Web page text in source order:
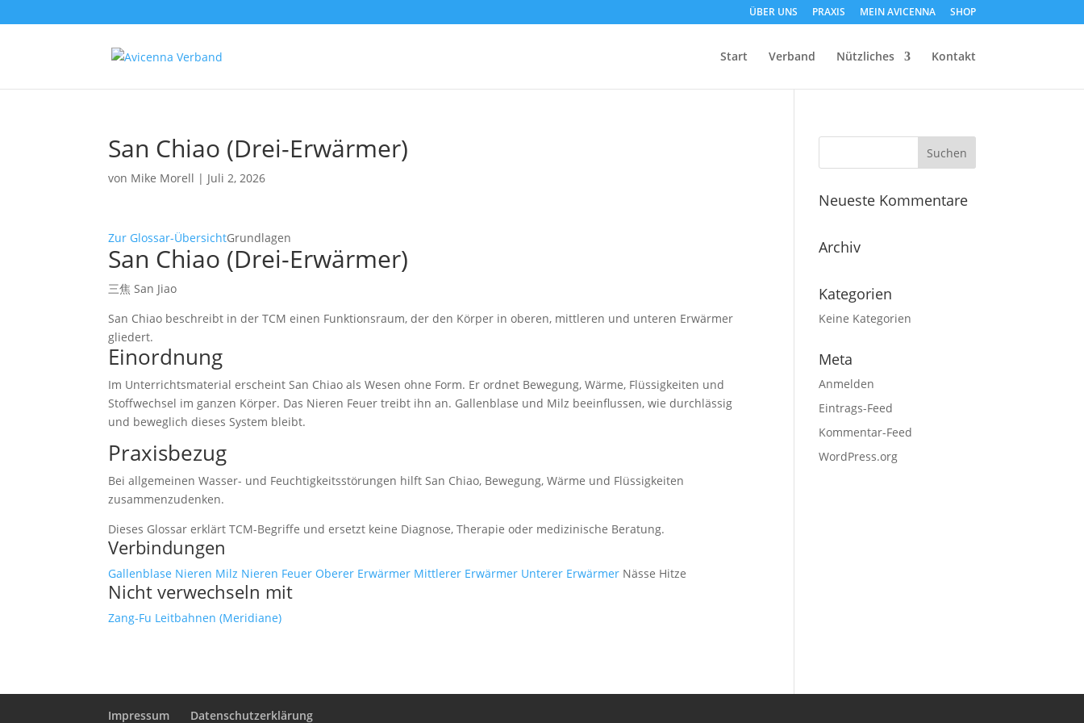
ÜBER UNS PRAXIS MEIN AVICENNA SHOP
Start Verband Nützliches Kontakt
San Chiao (Drei-Erwärmer)
von Mike Morell | Juli 2, 2026
Zur Glossar-ÜbersichtGrundlagen
San Chiao (Drei-Erwärmer)
三焦 San Jiao
San Chiao beschreibt in der TCM einen Funktionsraum, der den Körper in oberen, mittleren und unteren Erwärmer
gliedert.
Einordnung
Im Unterrichtsmaterial erscheint San Chiao als Wesen ohne Form. Er ordnet Bewegung, Wärme, Flüssigkeiten und
Stoffwechsel im ganzen Körper. Das Nieren Feuer treibt ihn an. Gallenblase und Milz beeinflussen, wie durchlässig
und beweglich dieses System bleibt.
Praxisbezug
Bei allgemeinen Wasser- und Feuchtigkeitsstörungen hilft San Chiao, Bewegung, Wärme und Flüssigkeiten
zusammenzudenken.
Dieses Glossar erklärt TCM-Begriffe und ersetzt keine Diagnose, Therapie oder medizinische Beratung.
Verbindungen
Gallenblase Nieren Milz Nieren Feuer Oberer Erwärmer Mittlerer Erwärmer Unterer Erwärmer Nässe Hitze
Nicht verwechseln mit
Zang-Fu Leitbahnen (Meridiane)
Neueste Kommentare
Archiv
Kategorien
Keine Kategorien
Meta
Anmelden
Eintrags-Feed
Kommentar-Feed
WordPress.org
Impressum Datenschutzerklärung